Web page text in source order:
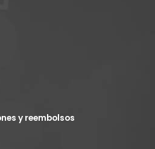
reservados